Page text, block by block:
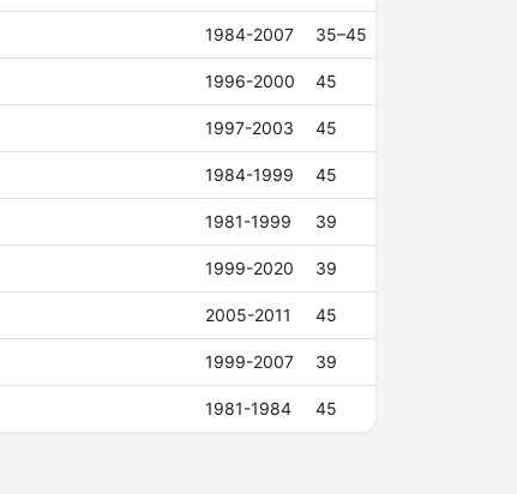
1984-2007 35–45
1996-2000 45
1997-2003 45
1984-1999 45
1981-1999 39
1999-2020 39
2005-2011 45
1999-2007 39
1981-1984 45